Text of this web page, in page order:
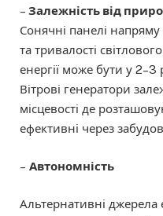
– Залежність від
Сонячні панелі
та тривалості
енергії може бути у
Вітрові генератори
місцевості де
ефективні через
– Автономність
Альтернативні джерела